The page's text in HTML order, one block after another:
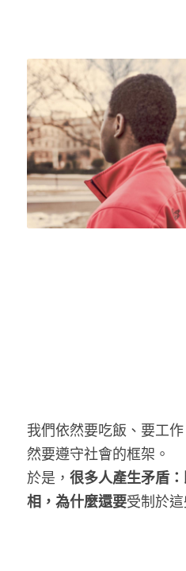
我們依然要吃飯、要工
然要遵守社會的框架。
於是， 很多人產生矛盾
相，為什麼還要受制於